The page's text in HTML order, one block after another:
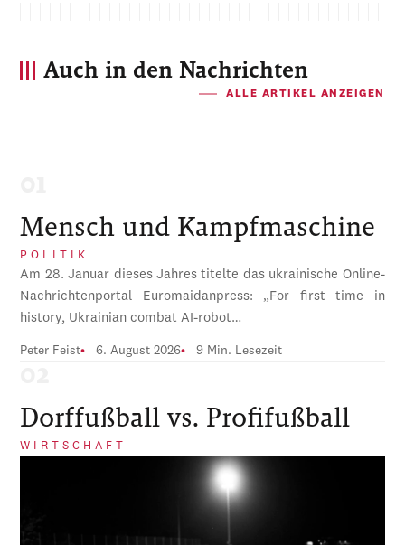
Auch in den Nachrichten
ALLE ARTIKEL ANZEIGEN
Mensch und Kampfmaschine
POLITIK
Am 28. Januar dieses Jahres titelte das ukrainische Online-
Nachrichtenportal Euromaidanpress: „For first time in
history, Ukrainian combat AI-robot…
Peter Feist 6. August 2026 9 Min. Lesezeit
Dorffußball vs. Profifußball
WIRTSCHAFT